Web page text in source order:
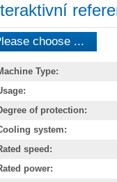
choose ...
Type:
of protection:
system:
speed:
power: